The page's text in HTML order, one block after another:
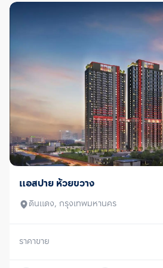
ขาย
แอสปาย ห้วยขวาง
ดินแดง, กรุงเทพมหานคร
ราคาขาย